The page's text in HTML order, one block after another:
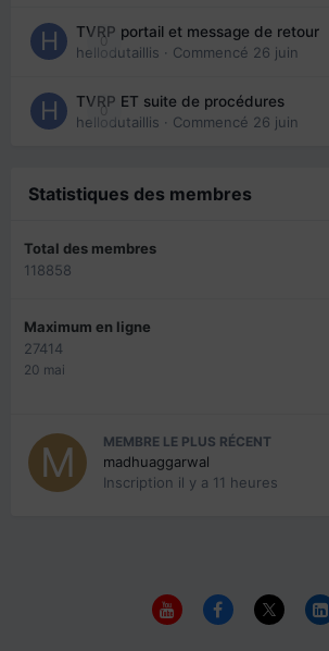
0
TVRP portail et message de retour
hellodutaillis · Commencé 26 juin
0
TVRP ET suite de procédures
hellodutaillis · Commencé 26 juin
Statistiques des membres
Total des membres
118858
Maximum en ligne
27414
20 mai
MEMBRE LE PLUS RÉCENT
madhuaggarwal
Inscription il y a 11 heures